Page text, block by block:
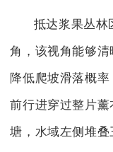
抵达浆果丛林
角，该视角能够
降低爬坡滑落概
前行进穿过整片
塘，水域左侧堆